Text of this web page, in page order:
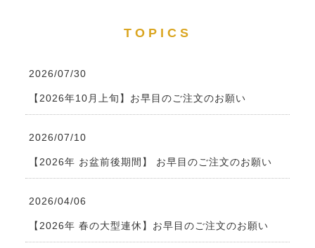
TOPICS
2026/07/30
【2026年10月上旬】お早目のご注文のお願い
2026/07/10
【2026年 お盆前後期間】 お早目のご注文のお願い
2026/04/06
【2026年 春の大型連休】お早目のご注文のお願い